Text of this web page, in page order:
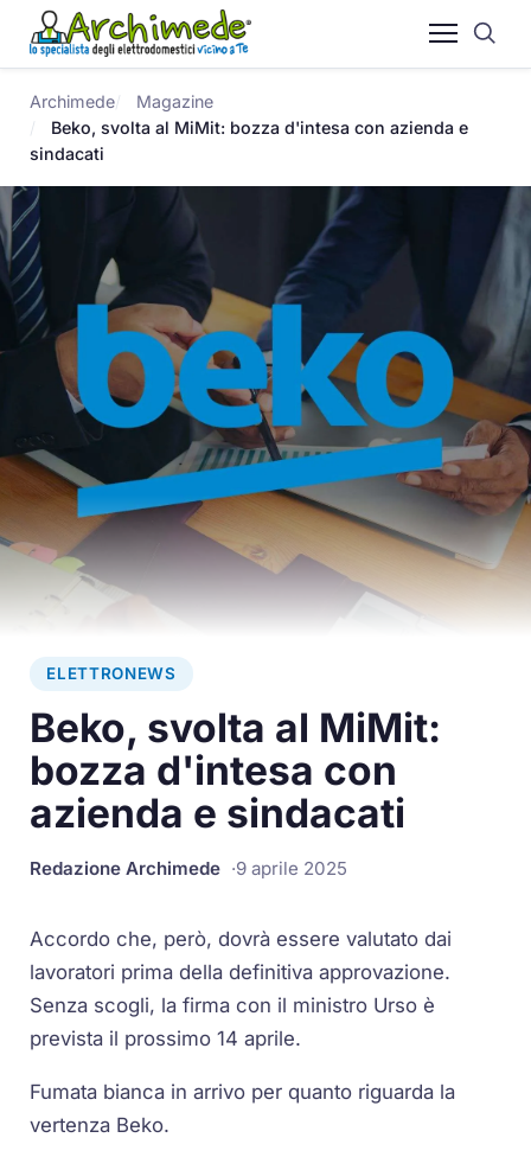
Archimede
Magazine
Beko, svolta al MiMit: bozza d'intesa con azienda e
sindacati
ELETTRONEWS
Beko, svolta al MiMit:
bozza d'intesa con
azienda e sindacati
Redazione Archimede 9 aprile 2025
Accordo che, però, dovrà essere valutato dai
lavoratori prima della definitiva approvazione.
Senza scogli, la firma con il ministro Urso è
prevista il prossimo 14 aprile.
Fumata bianca in arrivo per quanto riguarda la
vertenza Beko.